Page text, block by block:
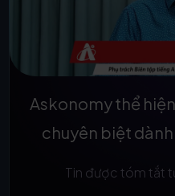
Askonomy thể
chuyên biệt
Tin được tóm tắt